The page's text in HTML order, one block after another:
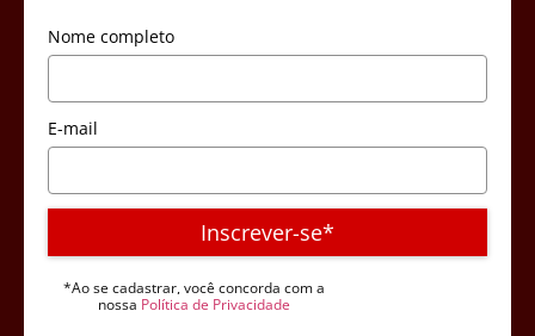
Nome completo
E-mail
Inscrever-se*
*Ao se cadastrar, você concorda com a
nossa Política de Privacidade